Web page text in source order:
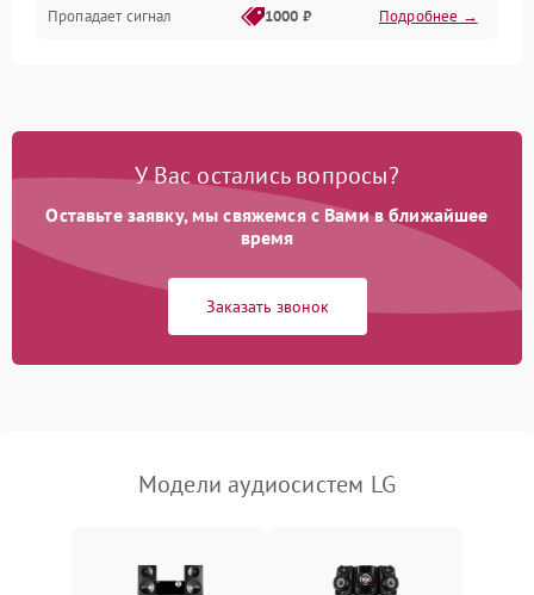
Пропадает сигнал 1000 ₽ Подробнее →
У Вас остались вопросы?
Оставьте заявку, мы свяжемся с Вами в ближайшее
время
Заказать звонок
Модели аудиосистем LG